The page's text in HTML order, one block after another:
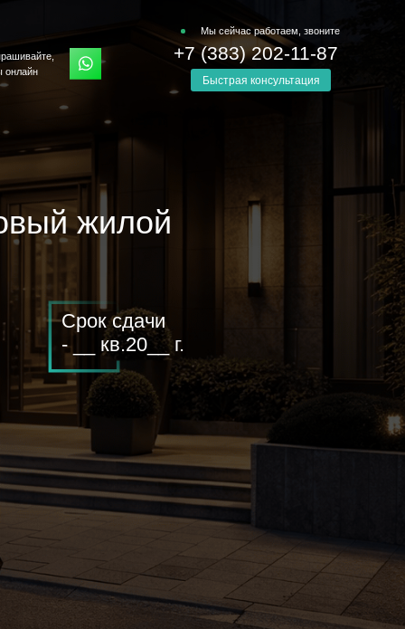
жилой
Срок сдачи
- __ кв.20__ г.
онлайн
Мы сейчас работаем, звоните
+7 (383) 202-11-87
Быстрая консультация